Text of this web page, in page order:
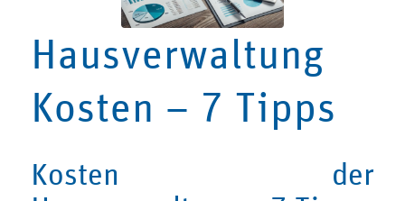
Hausverwaltung
Kosten – 7 Tipps
Kosten der